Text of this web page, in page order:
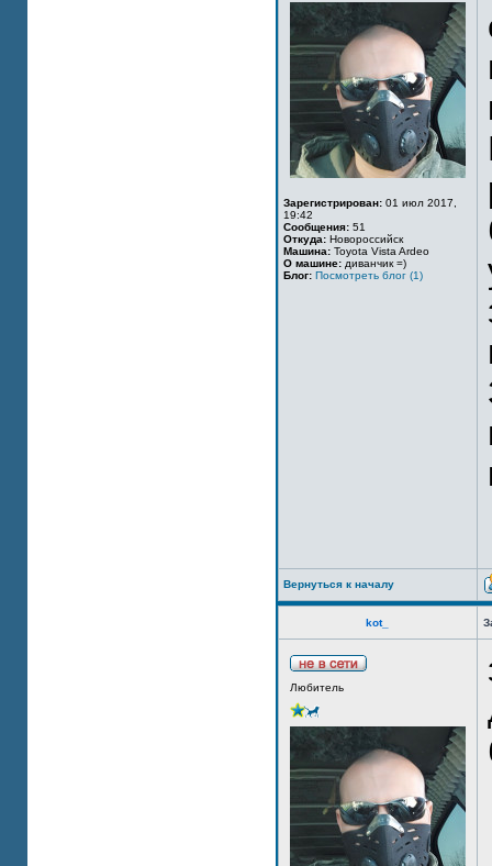
Зарегистрирован: 01 июл 2017,
19:42
Сообщения: 51
Откуда: Новороссийск
Машина: Toyota Vista Ardeo
О машине: диванчик =)
Блог: Посмотреть блог (1)
Вернуться к началу
kot_
Любитель